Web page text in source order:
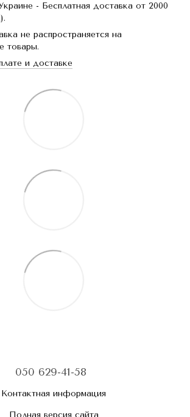
- Бесплатная доставка от 2000
не распространяется на
товары.
и доставке
050 629-41-58
Контактная информация